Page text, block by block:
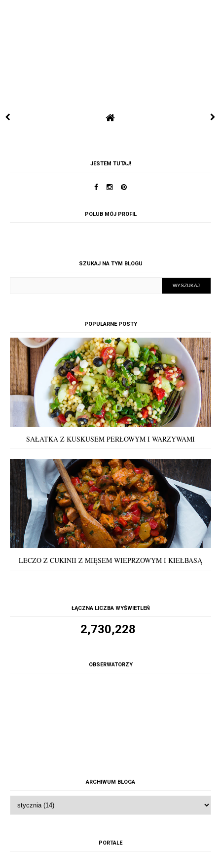
JESTEM TUTAJ!
POLUB MÓJ PROFIL
SZUKAJ NA TYM BLOGU
POPULARNE POSTY
SAŁATKA Z KUSKUSEM PERŁOWYM I WARZYWAMI
LECZO Z CUKINII Z MIĘSEM WIEPRZOWYM I KIEŁBASĄ
ŁĄCZNA LICZBA WYŚWIETLEŃ
2,730,228
OBSERWATORZY
ARCHIWUM BLOGA
PORTALE